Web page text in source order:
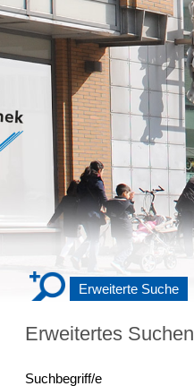
Erweiterte Suche
Erweitertes Suchen
Suchbegriff/e